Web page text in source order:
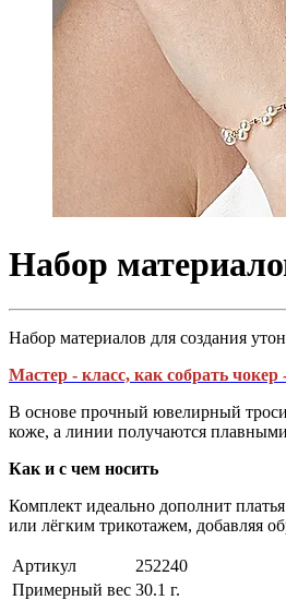
Набор
Набор материалов для создания
Мастер - класс, как собрать
В основе прочный ювелирный
коже, а линии получаются
Как и с чем носить
Комплект идеально дополнит
или лёгким трикотажем, добавляя
Артикул
252240
Примерный вес 30.1 г.